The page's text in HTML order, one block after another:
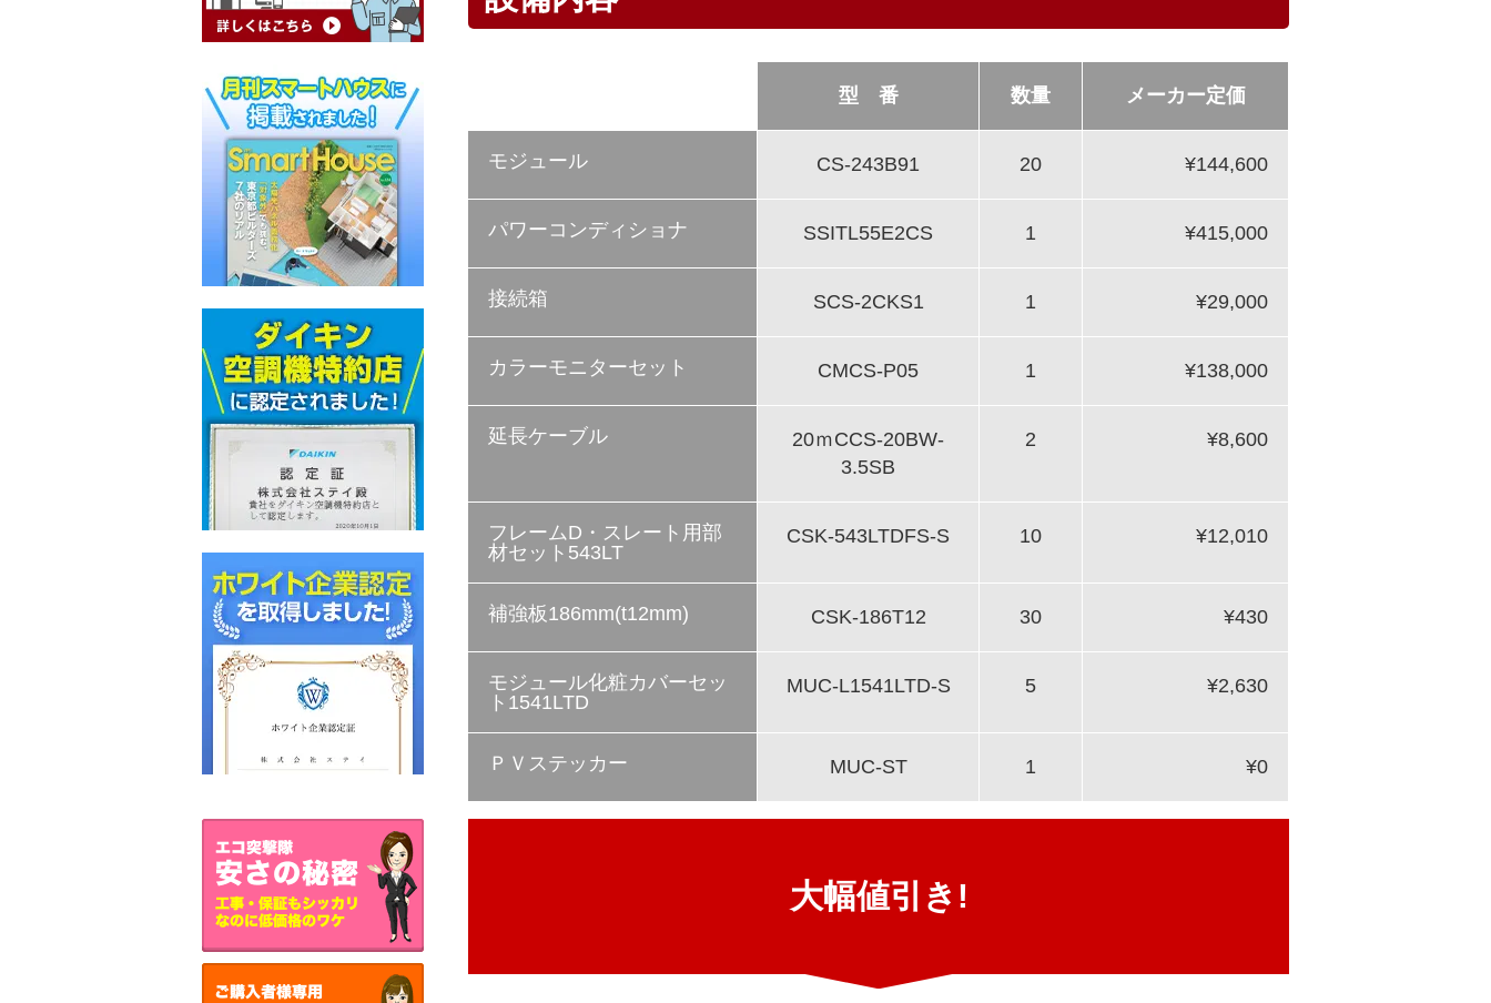
型 番 数量 メーカー定価
モジュール CS-243B91 20 ¥144,600
パワーコンディショナ SSITL55E2CS 1 ¥415,000
接続箱 SCS-2CKS1 1 ¥29,000
カラーモニターセット CMCS-P05 1 ¥138,000
延長ケーブル
20ｍCCS-20BW-
3.5SB
2 ¥8,600
フレームD・スレート用部
材セット543LT
CSK-543LTDFS-S 10 ¥12,010
補強板186mm(t12mm) CSK-186T12 30 ¥430
モジュール化粧カバーセッ
ト1541LTD
MUC-L1541LTD-S 5 ¥2,630
ＰＶステッカー MUC-ST 1 ¥0
大幅値引き!